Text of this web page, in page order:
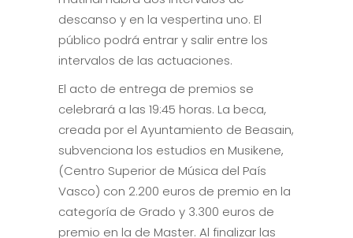
descanso y en la vespertina uno. El
público podrá entrar y salir entre los
intervalos de las actuaciones.
El acto de entrega de premios se
celebrará a las 19:45 horas. La beca,
creada por el Ayuntamiento de Beasain,
subvenciona los estudios en Musikene,
(Centro Superior de Música del País
Vasco) con 2.200 euros de premio en la
categoría de Grado y 3.300 euros de
premio en la de Master. Al finalizar las